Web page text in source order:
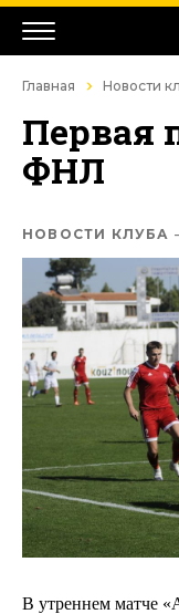
Главная Новости
Первая
ФНЛ
НОВОСТИ КЛУБА
В утреннем матче